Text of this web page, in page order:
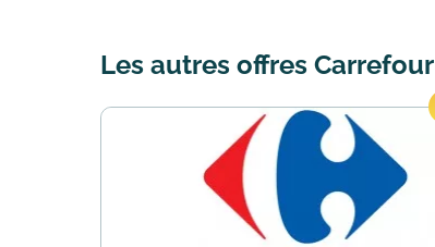
Les autres offres Carrefour